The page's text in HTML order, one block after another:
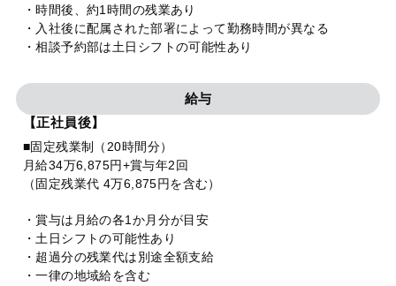
・時間後、約1時間の残業あり
・入社後に配属された部署によって勤務時間が異なる
・相談予約部は土日シフトの可能性あり
給与
【正社員後】
■固定残業制（20時間分）
月給34万6,875円+賞与年2回
（固定残業代 4万6,875円を含む）
・賞与は月給の各1か月分が目安
・土日シフトの可能性あり
・超過分の残業代は別途全額支給
・一律の地域給を含む